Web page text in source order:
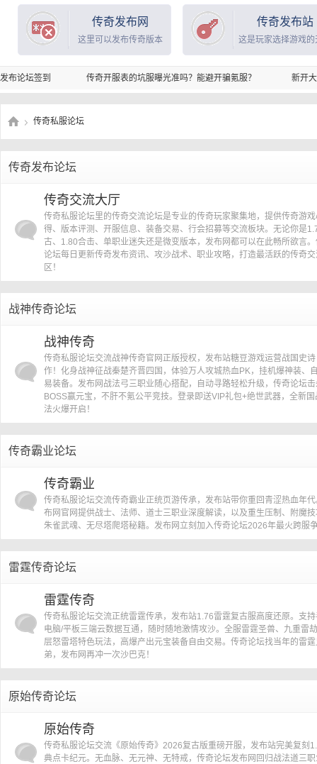
传奇发布网
这里可以发布传奇版本
传奇发布站
这是玩家选择游戏的
传奇开服表的坑服曝光准吗？能避开骗氪服？ 新开大数值暗黑24职业
论
传奇私服论坛
传奇发布论坛
传奇交流大厅
传奇私服论坛里的传奇交流论坛是专业的传奇玩家聚集地，提供传奇游
得、版本评测、开服信息、装备交易、行会招募等交流板块。无论你是
古、1.80合击、单职业迷失还是微变版本，发布网都可以在此畅所欲言
论坛每日更新传奇发布资讯、攻沙战术、职业攻略，打造最活跃的传奇
区！
战神传奇论坛
战神传奇
传奇私服论坛交流战神传奇官网正版授权，发布站糖豆游戏运营战国史
作！化身战神征战秦楚齐晋四国，体验万人攻城热血PK，挂机爆神装、
易装备。发布网战法弓三职业随心搭配，自动寻路轻松升级，传奇论坛
BOSS赢元宝，不肝不氪公平竞技。登录即送VIP礼包+绝世武器，全新国
法火爆开启！
传奇霸业论坛
传奇霸业
传奇私服论坛交流传奇霸业正统页游传承，发布站带你重回青涩热血年
布网官网提供战士、法师、道士三职业深度解读，以及重生压制、附魔
朱雀武魂、无尽塔爬塔秘籍。发布网立刻加入传奇论坛2026年最火跨服
雷霆传奇论坛
雷霆传奇
传奇私服论坛交流正统雷霆传承，发布站1.76雷霆复古服高度还原。支
电脑/平板三端云数据互通，随时随地激情攻沙。全服雷霆圣兽、九重雷
层怒雷塔特色玩法，高爆产出元宝装备自由交易。传奇论坛找当年的雷
弟，发布网再冲一次沙巴克！
原始传奇论坛
原始传奇
传奇私服论坛交流《原始传奇》2026复古版重磅开服，发布站完美复刻
典点卡纪元。无血脉、无元神、无特戒，传奇论坛发布网回归战法道三